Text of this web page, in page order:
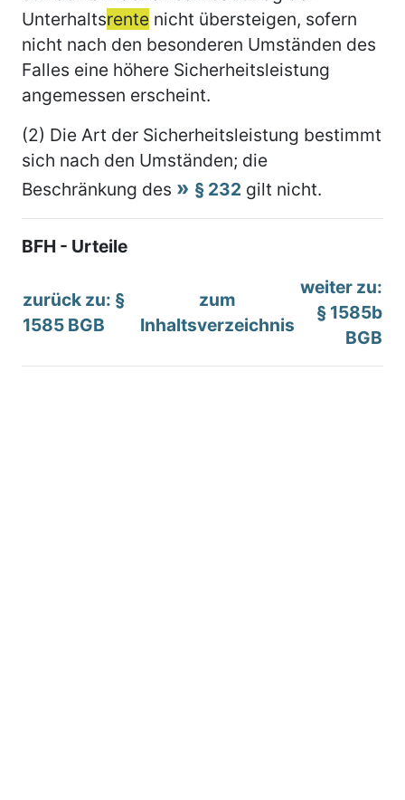
Unterhaltsrente nicht übersteigen, sofern
nicht nach den besonderen Umständen des
Falles eine höhere Sicherheitsleistung
angemessen erscheint.
(2) Die Art der Sicherheitsleistung bestimmt
sich nach den Umständen; die
Beschränkung des
§ 232 gilt nicht.
BFH - Urteile
zurück zu: §
1585 BGB
zum
Inhaltsverzeichnis
weiter zu:
§ 1585b
BGB